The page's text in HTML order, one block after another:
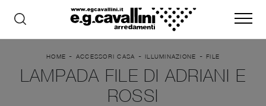
HOME - ACCESSORI CASA - ILLUMINAZIONE - FILE
LAMPADA FILE DI ADRIANI E
ROSSI